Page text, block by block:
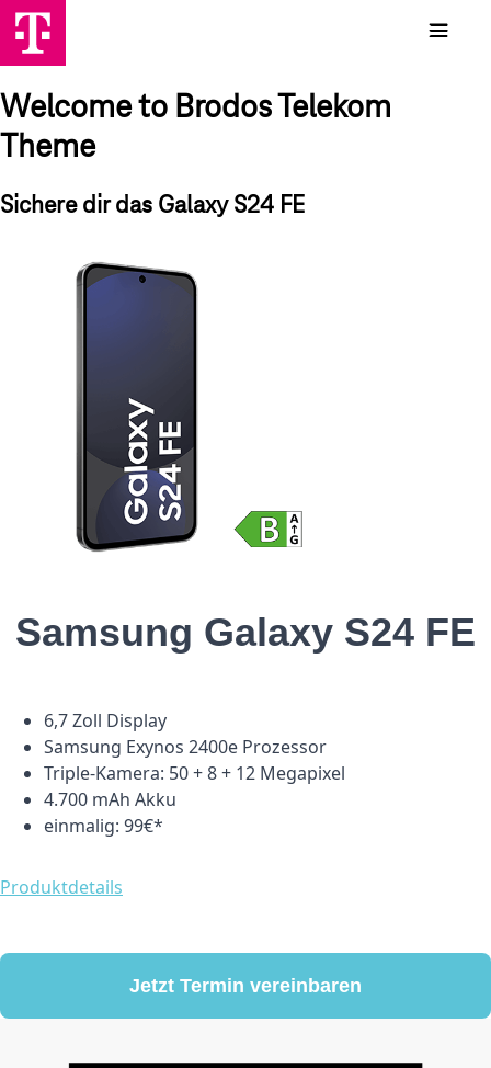
Welcome to Brodos Telekom
Theme
Sichere dir das Galaxy S24 FE
Samsung Galaxy S24 FE
6,7 Zoll Display
Samsung Exynos 2400e Prozessor
Triple-Kamera: 50 + 8 + 12 Megapixel
4.700 mAh Akku
einmalig: 99€*
Produktdetails
Jetzt Termin vereinbaren